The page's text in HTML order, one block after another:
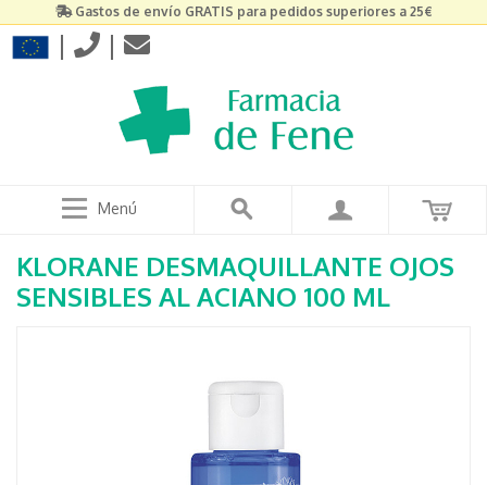
Gastos de envío GRATIS para pedidos superiores a 25€
| |
Menú
KLORANE DESMAQUILLANTE OJOS
SENSIBLES AL ACIANO 100 ML